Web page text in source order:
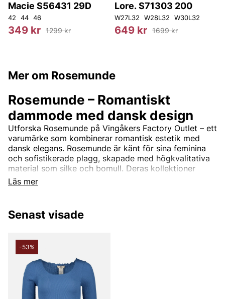
Macie S56431 29D
42 44 46
349 kr 1299 kr
Lore. S71303 200
W27L32 W28L32 W30L32
649 kr 1699 kr
Mer om Rosemunde
Läs mer
Rosemunde – Romantiskt
dammode med dansk design
Utforska Rosemunde på Vingåkers Factory Outlet – ett
varumärke som kombinerar romantisk estetik med
dansk elegans. Rosemunde är känt för sina feminina
och sofistikerade plagg, skapade med högkvalitativa
material som silke och bomull. Deras kollektioner
inkluderar allt från vackra spetsdetaljerade toppar och
mjuka cardigans till tidlösa klänningar och stilrena
Rosemundes design är tidlös och passar perfekt för
varumärket plagg som enkelt kan bäras både till
vardags och till fest.
Rosemunde – Feminint mode till
outletpriser
Senast visade
-53%